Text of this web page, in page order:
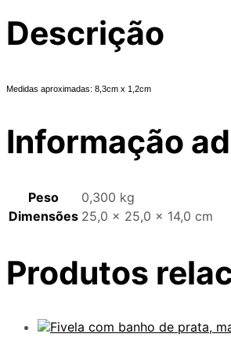
Descrição
Medidas aproximadas: 8,3cm x 1,2cm
Informação
Peso
0,300 kg
Dimensões 25,0 × 25,0 × 14,0 cm
Produtos